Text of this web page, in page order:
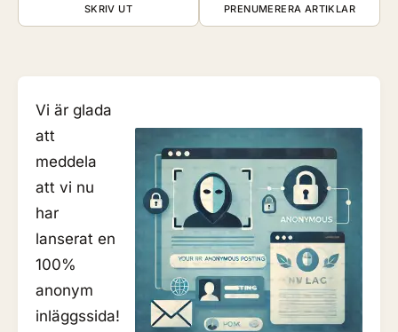
SKRIV UT PRENUMERERA ARTIKLAR
Vi är glada
att
meddela
att vi nu
har
lanserat en
100%
anonym
inläggssida!